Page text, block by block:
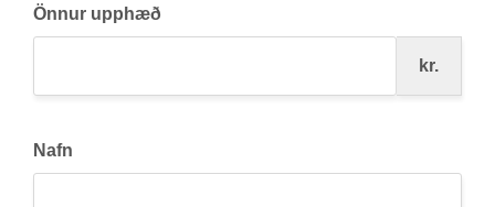
Önnur upphæð
kr.
Nafn